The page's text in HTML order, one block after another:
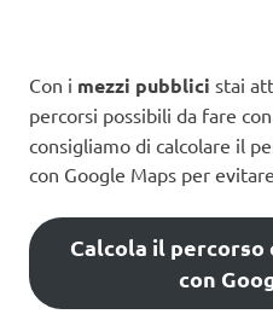
Con i mezzi pubblici stai
percorsi possibili da fare con
consigliamo di calcolare il
con Google Maps per
Calcola il percorso
con